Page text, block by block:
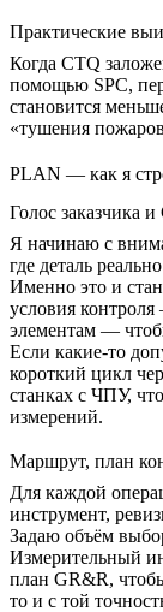
Практические
Когда CTQ
помощью SPC,
становится
«тушения
PLAN — как я
Голос заказчика и
Я начинаю с
где деталь
Именно это и
условия
элементам —
Если какие-то
короткий цикл
станках с ЧПУ,
измерений.
Маршрут, план
Для каждой
инструмент,
Задаю объём
Измерительный
план GR&R,
то и с той